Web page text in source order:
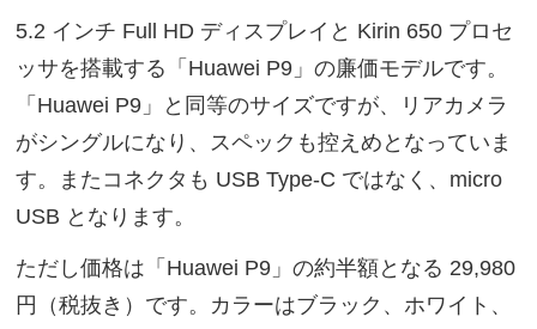
5.2 インチ Full HD ディスプレイと Kirin 650 プロセ
ッサを搭載する「Huawei P9」の廉価モデルです。
「Huawei P9」と同等のサイズですが、リアカメラ
がシングルになり、スペックも控えめとなっていま
す。またコネクタも USB Type-C ではなく、micro
USB となります。
ただし価格は「Huawei P9」の約半額となる 29,980
円（税抜き）です。カラーはブラック、ホワイト、